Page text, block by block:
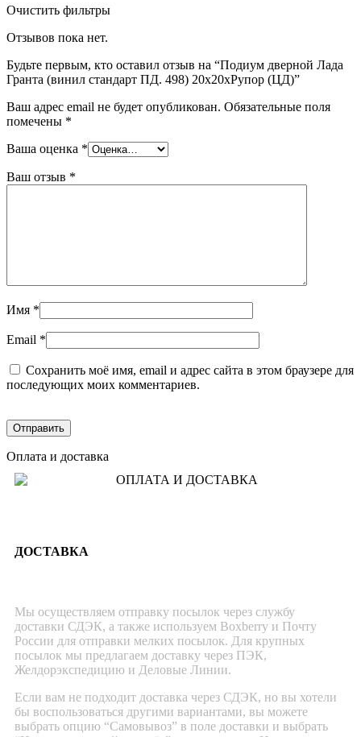
Очистить фильтры
Отзывов пока нет.
Будьте первым, кто оставил отзыв на “Подиум дверной Лада
Гранта (винил стандарт ПД. 498) 20х20хРупор (ЦД)”
Ваш адрес email не будет опубликован. Обязательные поля
помечены *
Ваша оценка *
Ваш отзыв *
Имя *
Email *
Сохранить моё имя, email и адрес сайта в этом браузере для
последующих моих комментариев.
Оплата и доставка
ДОСТАВКА
Мы осуществляем отправку посылок через службу
доставки СДЭК, а также используем Boxberry и Почту
России для отправки мелких посылок. Для крупных
посылок мы предлагаем доставку через ПЭК,
Желдорэкспедицию и Деловые Линии.
Если вам не подходит доставка через СДЭК, но вы хотели
бы воспользоваться другими вариантами, вы можете
выбрать опцию “Самовывоз” в поле доставки и выбрать